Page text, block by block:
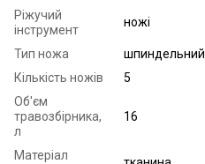
Ріжучий
інструмент
ножі
Тип ножа
шпиндельний
Кількість ножів
5
Об'єм
травозбірника,
л
16
Матеріал